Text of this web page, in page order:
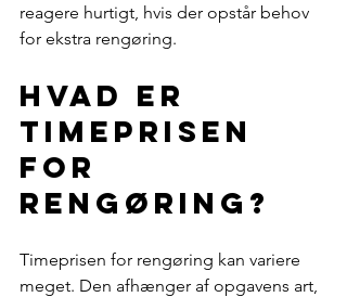
reagere hurtigt, hvis der opstår behov
for ekstra rengøring.
Hvad er
timeprisen
for
rengøring?
Timeprisen for rengøring kan variere
meget. Den afhænger af opgavens art,